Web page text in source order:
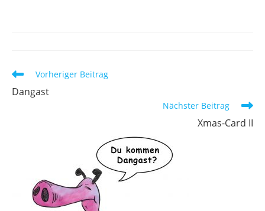
Weitere
ansehen
Vorheriger Beitrag
Dangast
Nächster Beitrag
Xmas-Card II